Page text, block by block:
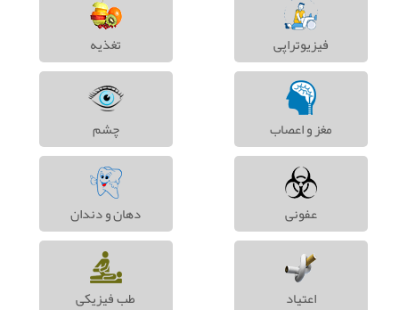
فیزیوتراپی تغذیه
مغز و اعصاب چشم
عفونی دهان و دندان
اعتیاد طب فیزیکی